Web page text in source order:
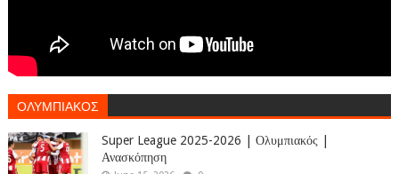
ΟΛΥΜΠΙΑΚΟΣ
Super League 2025-2026 | Ολυμπιακός |
Ανασκόπηση